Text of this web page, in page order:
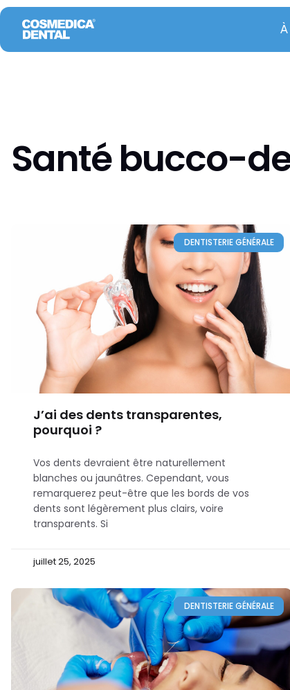
Santé bucco-
DENTISTERIE GÉNÉRALE
J’ai des dents transparentes,
pourquoi ?
Vos dents devraient être naturellement
blanches ou jaunâtres. Cependant, vous
remarquerez peut-être que les bords de vos
dents sont légèrement plus clairs, voire
transparents. Si
juillet 25, 2025
DENTISTERIE GÉNÉRALE